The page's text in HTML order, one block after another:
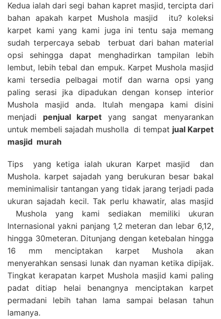
Kedua ialah dari segi bahan kapret masjid, tercipta dari
bahan apakah karpet Mushola masjid itu? koleksi
karpet kami yang kami juga ini tentu saja memang
sudah terpercaya sebab terbuat dari bahan material
opsi sehingga dapat menghadirkan tampilan lebih
lembut, lebih tebal dan empuk. Karpet Mushola masjid
kami tersedia pelbagai motif dan warna opsi yang
paling serasi jka dipadukan dengan konsep interior
Mushola masjid anda. Itulah mengapa kami disini
menjadi penjual karpet yang sangat menyarankan
untuk membeli sajadah musholla di tempat jual Karpet
masjid murah
Tips yang ketiga ialah ukuran Karpet masjid dan
Mushola. karpet sajadah yang berukuran besar bakal
meminimalisir tantangan yang tidak jarang terjadi pada
ukuran sajadah kecil. Tak perlu khawatir, alas masjid
Mushola yang kami sediakan memiliki ukuran
Internasional yakni panjang 1,2 meteran dan lebar 6,12,
hingga 30meteran. Ditunjang dengan ketebalan hingga
16 mm menciptakan karpet Mushola akan
menyerahkan sensasi lunak dan nyaman ketika dipijak.
Tingkat kerapatan karpet Mushola masjid kami paling
padat ditiap helai benangnya menciptakan karpet
permadani lebih tahan lama sampai belasan tahun
lamanya.